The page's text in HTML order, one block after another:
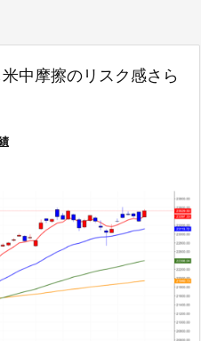
中摩擦のリスク感さら